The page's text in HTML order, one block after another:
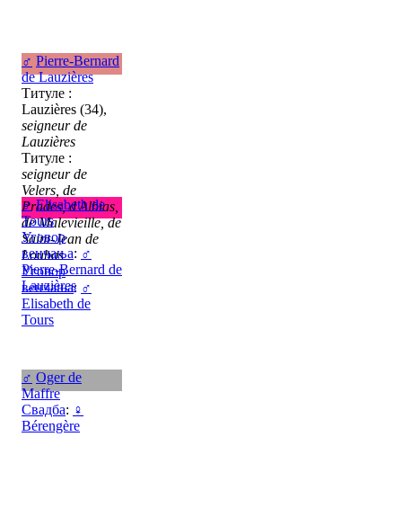
♂ Pierre-Bernard
de Lauzières
Титуле :
Lauzières (34),
seigneur de
Lauzières
Титуле :
seigneur de
Velers, de
Prades, d'Albias,
de Malevieille, de
Saint-Jean de
Loubas
Уговор
венчања: ♂
Elisabeth de
Tours
♂ Elisabeth de
Tours
Уговор
венчања: ♂
Pierre-Bernard de
Lauzières
♂ Oger de
Maffre
Свадба: ♀
Bérengère